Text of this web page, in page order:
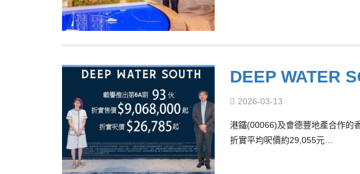
DEEP WATER
2026-03-13
港鐵(00066)及會德豐地產合作的
折實平均呎價約29,055元…